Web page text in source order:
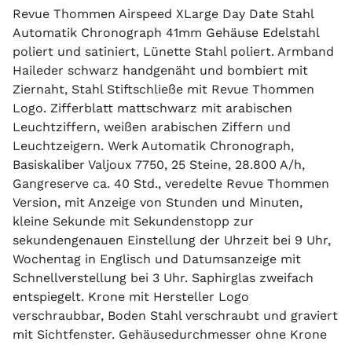
Revue Thommen Airspeed XLarge Day Date Stahl
Automatik Chronograph 41mm Gehäuse Edelstahl
poliert und satiniert, Lünette Stahl poliert. Armband
Haileder schwarz handgenäht und bombiert mit
Ziernaht, Stahl Stiftschließe mit Revue Thommen
Logo. Zifferblatt mattschwarz mit arabischen
Leuchtziffern, weißen arabischen Ziffern und
Leuchtzeigern. Werk Automatik Chronograph,
Basiskaliber Valjoux 7750, 25 Steine, 28.800 A/h,
Gangreserve ca. 40 Std., veredelte Revue Thommen
Version, mit Anzeige von Stunden und Minuten,
kleine Sekunde mit Sekundenstopp zur
sekundengenauen Einstellung der Uhrzeit bei 9 Uhr,
Wochentag in Englisch und Datumsanzeige mit
Schnellverstellung bei 3 Uhr. Saphirglas zweifach
entspiegelt. Krone mit Hersteller Logo
verschraubbar, Boden Stahl verschraubt und graviert
mit Sichtfenster. Gehäusedurchmesser ohne Krone